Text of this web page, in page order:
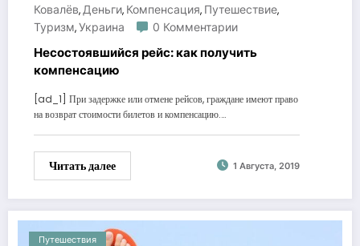
Ковалёв, Деньги, Компенсация, Путешествие,
Туризм,Украина 0 Комментарии
Несостоявшийся рейс: как получить
компенсацию
[ad_1] При задержке или отмене рейсов, граждане имеют право
на возврат стоимости билетов и компенсацию.…
Читать далее 1 Августа, 2019
Путешествия